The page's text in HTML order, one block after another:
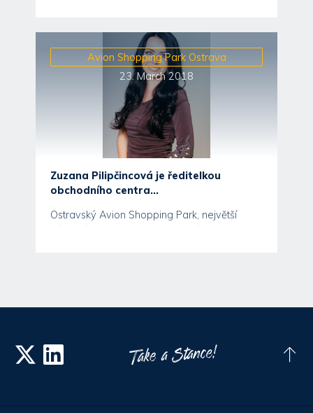
Avion Shopping Park Ostrava
23. March 2018
Zuzana Pilipčincová je ředitelkou
obchodního centra...
Ostravský Avion Shopping Park, největší
nákupní centrum na Moravě, má od poloviny